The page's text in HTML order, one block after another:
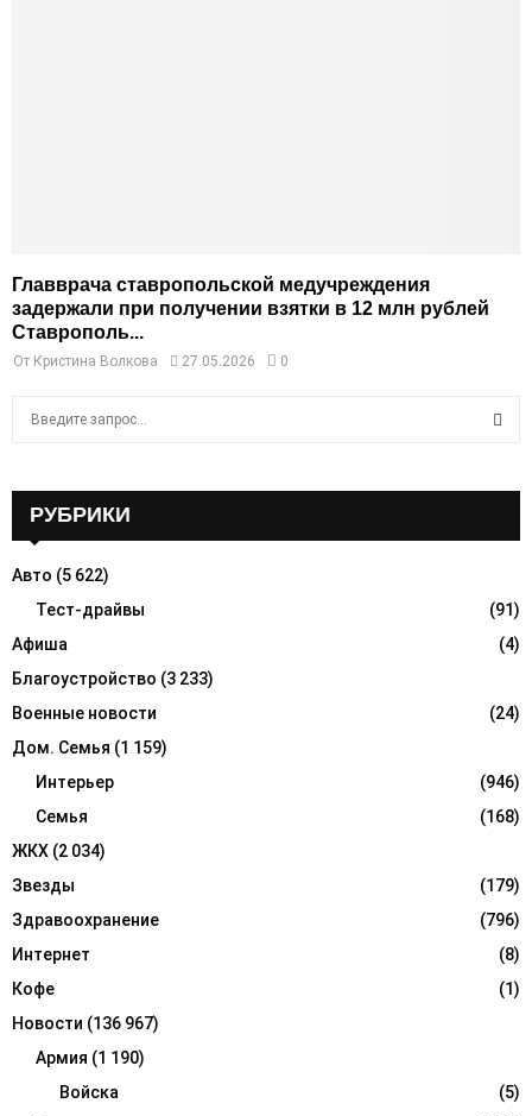
Главврача ставропольской медучреждения
задержали при получении взятки в 12 млн рублей
Ставрополь...
От Кристина Волкова 27.05.2026 0
o
R
C
H
РУБРИКИ
Авто (5 622)
Тест-драйвы
(91)
Афиша
(4)
Благоустройство (3 233)
Военные новости
(24)
Дом. Семья (1 159)
Интерьер
(946)
Семья
(168)
ЖКХ (2 034)
Звезды
(179)
Здравоохранение
(796)
Интернет
(8)
Кофе
(1)
Новости (136 967)
Армия (1 190)
Войска
(5)